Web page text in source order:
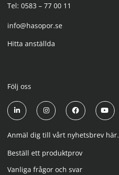
Tel: 0583 – 77 00 11
info@hasopor.se
Hitta anställda
Följ oss
Anmäl dig till vårt nyhetsbrev här.
Beställ ett produktprov
Vanliga frågor och svar